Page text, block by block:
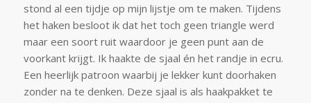
stond al een tijdje op mijn lijstje om te maken. Tijdens
het haken besloot ik dat het toch geen triangle werd
maar een soort ruit waardoor je geen punt aan de
voorkant krijgt. Ik haakte de sjaal én het randje in ecru.
Een heerlijk patroon waarbij je lekker kunt doorhaken
zonder na te denken. Deze sjaal is als haakpakket te